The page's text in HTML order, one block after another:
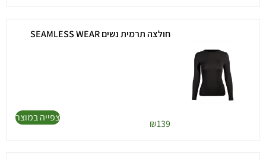
חולצה תרמית נשים SEAMLESS WEAR
₪139
צפייה במוצר